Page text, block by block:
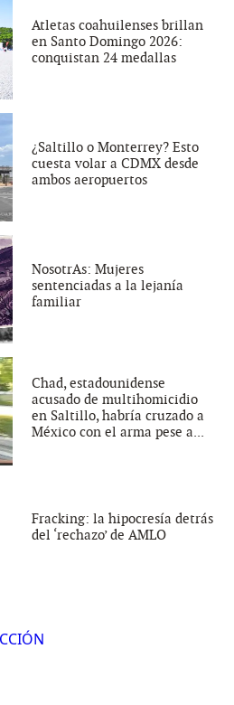
Atletas coahuilenses brillan
en Santo Domingo 2026:
conquistan 24 medallas
¿Saltillo o Monterrey? Esto
cuesta volar a CDMX desde
ambos aeropuertos
NosotrAs: Mujeres
sentenciadas a la lejanía
familiar
Chad, estadounidense
acusado de multihomicidio
en Saltillo, habría cruzado a
México con el arma pese a...
Fracking: la hipocresía detrás
del ‘rechazo’ de AMLO